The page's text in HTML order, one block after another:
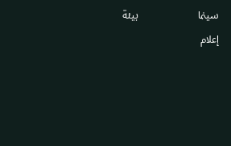
سينما
إعلام
بيئة